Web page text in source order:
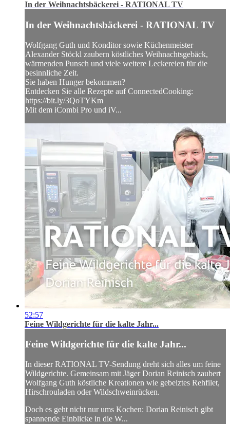
In der Weihnachtsbäckerei - RATIONAL TV
In der Weihnachtsbäckerei - RATIONAL TV
Wolfgang Guth und Konditor sowie Küchenmeister
Alexander Stöckl zaubern köstliches Weihnachtsgebäck,
wärmenden Punsch und viele weitere Leckereien für die
besinnliche Zeit.
Sie haben Hunger bekommen?
Entdecken Sie alle Rezepte auf ConnectedCooking:
https://bit.ly/3QoTYKm
Mit dem iCombi Pro und iV...
52:57
Feine Wildgerichte für die kalte Jahr...
Feine Wildgerichte für die kalte Jahr...
In dieser RATIONAL TV-Sendung dreht sich alles um feine
Wildgerichte. Gemeinsam mit Jäger Dorian Reinisch zaubert
Wolfgang Guth köstliche Kreationen wie gebeiztes Rehfilet,
Hirschrouladen oder Wildschweinrücken.
Doch es geht nicht nur ums Kochen: Dorian Reinisch gibt
spannende Einblicke in die W...